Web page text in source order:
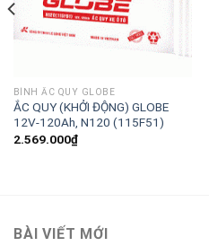
BÌNH ẮC QUY GLOBE
ẮC QUY (KHỞI ĐỘNG) GLOBE
12V-120Ah, N120 (115F51)
2.569.000₫
BÀI VIẾT MỚI